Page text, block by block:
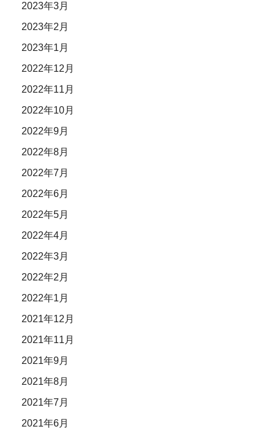
2023年3月
2023年2月
2023年1月
2022年12月
2022年11月
2022年10月
2022年9月
2022年8月
2022年7月
2022年6月
2022年5月
2022年4月
2022年3月
2022年2月
2022年1月
2021年12月
2021年11月
2021年9月
2021年8月
2021年7月
2021年6月